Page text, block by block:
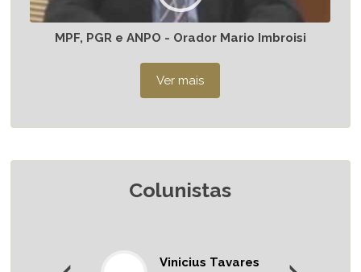
MPF, PGR e ANPO - Orador Mario Imbroisi
Colunistas